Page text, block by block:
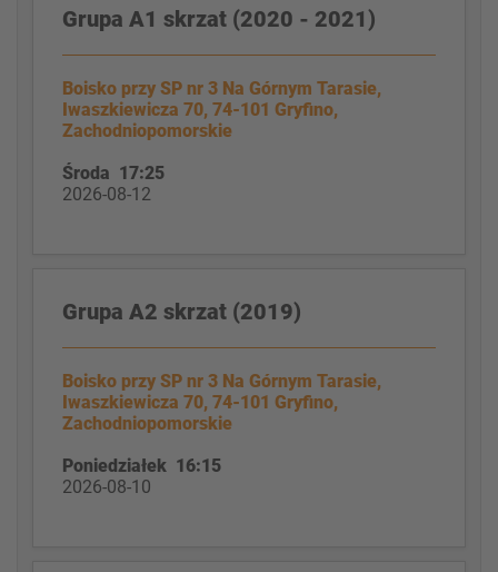
Grupa A1 skrzat (2020 - 2021)
Boisko przy SP nr 3 Na Górnym Tarasie,
Iwaszkiewicza 70, 74-101 Gryfino,
Zachodniopomorskie
Środa 17:25
2026-08-12
Grupa A2 skrzat (2019)
Boisko przy SP nr 3 Na Górnym Tarasie,
Iwaszkiewicza 70, 74-101 Gryfino,
Zachodniopomorskie
Poniedziałek 16:15
2026-08-10